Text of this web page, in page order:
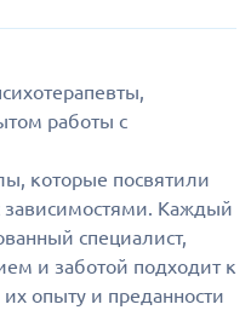
работы с
которые посвятили
Каждый
специалист,
и заботой подходит к
опыту и преданности